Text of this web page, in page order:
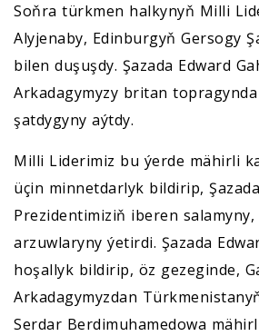
Soňra türkmen halkynyň Milli
Alyjenaby, Edinburgyň Gersogy
bilen duşuşdy. Şazada Edward
Arkadagymyzy britan
şatdygyny aýtdy.
Milli Liderimiz bu ýerde mähirli
üçin minnetdarlyk bildirip,
Prezidentimiziň iberen
arzuwlaryny ýetirdi. Şazada
hoşallyk bildirip, öz gezeginde,
Arkadagymyzdan
Serdar Berdimuhamedowa